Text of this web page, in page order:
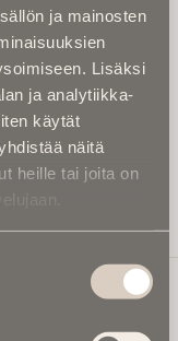
ja mainosten
Lisäksi
ja analytiikka-
käytät
näitä
heille tai joita on
mihinkään.
uutiskirjeen